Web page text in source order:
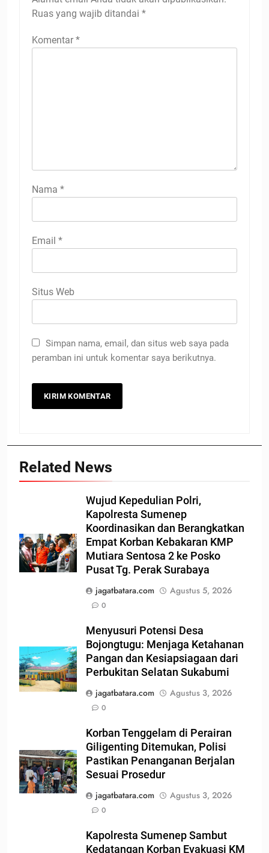
Ruas yang wajib ditandai *
Komentar *
Nama *
Email *
Situs Web
Simpan nama, email, dan situs web saya pada
peramban ini untuk komentar saya berikutnya.
Related News
Wujud Kepedulian Polri,
Kapolresta Sumenep
Koordinasikan dan Berangkatkan
Empat Korban Kebakaran KMP
Mutiara Sentosa 2 ke Posko
Pusat Tg. Perak Surabaya
jagatbatara.com
Agustus 5, 2026
0
Menyusuri Potensi Desa
Bojongtugu: Menjaga Ketahanan
Pangan dan Kesiapsiagaan dari
Perbukitan Selatan Sukabumi
jagatbatara.com
Agustus 3, 2026
0
Korban Tenggelam di Perairan
Giligenting Ditemukan, Polisi
Pastikan Penanganan Berjalan
Sesuai Prosedur
jagatbatara.com
Agustus 3, 2026
0
Kapolresta Sumenep Sambut
Kedatangan Korban Evakuasi KM